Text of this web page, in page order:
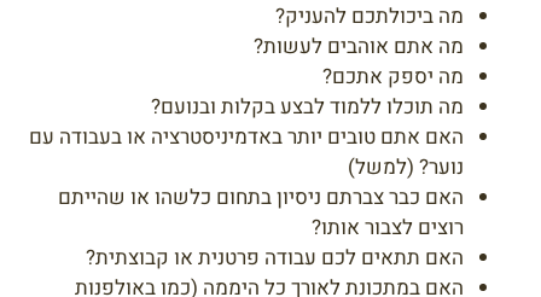
מה ביכולתכם להעניק?
מה אתם אוהבים לעשות?
מה יספק אתכם?
מה תוכלו ללמוד לבצע בקלות ובנועם?
האם אתם טובים יותר באדמיניסטרציה או בעבודה עם
נוער? (למשל)
האם כבר צברתם ניסיון בתחום כלשהו או שהייתם
רוצים לצבור אותו?
האם תתאים לכם עבודה פרטנית או קבוצתית?
האם במתכונת לאורך כל היממה (כמו באולפנות